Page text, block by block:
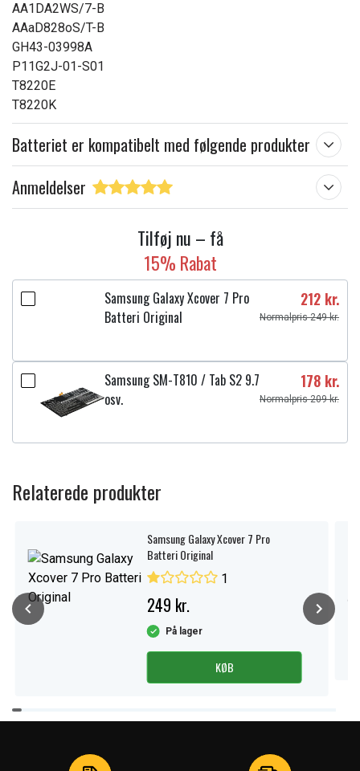
AA1DA2WS/7-B
AAaD828oS/T-B
GH43-03998A
P11G2J-01-S01
T8220E
T8220K
Batteriet er kompatibelt med følgende produkter
Anmeldelser
Tilføj nu – få
15% Rabat
Samsung Galaxy Xcover 7 Pro
Batteri Original
212 kr.
Normalpris 249 kr.
Samsung SM-T810 / Tab S2 9.7
osv.
178 kr.
Normalpris 209 kr.
Relaterede produkter
Samsung Galaxy Xcover 7 Pro
Batteri Original
1
249 kr.
På lager
KØB
Item
1